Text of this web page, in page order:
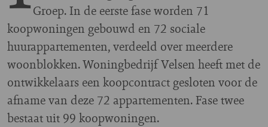
Groep. In de eerste fase worden 71
koopwoningen gebouwd en 72 sociale
huurappartementen, verdeeld over meerdere
woonblokken. Woningbedrijf Velsen heeft met de
ontwikkelaars een koopcontract gesloten voor de
afname van deze 72 appartementen. Fase twee
bestaat uit 99 koopwoningen.